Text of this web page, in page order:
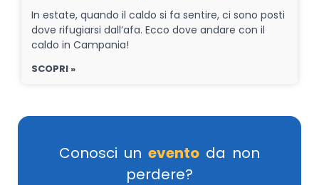
In estate, quando il caldo si fa sentire, ci sono posti
dove rifugiarsi dall’afa. Ecco dove andare con il
caldo in Campania!
SCOPRI »
Conosci un evento da non
perdere?